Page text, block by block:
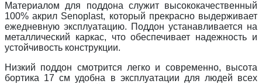
Материалом для поддона служит высококачественный
100% акрил Senoplast, который прекрасно выдерживает
ежедневную эксплуатацию. Поддон устанавливается на
металлический каркас, что обеспечивает надежность и
устойчивость конструкции.
Низкий поддон смотрится легко и современно, высота
бортика 17 см удобна в эксплуатации для людей всех